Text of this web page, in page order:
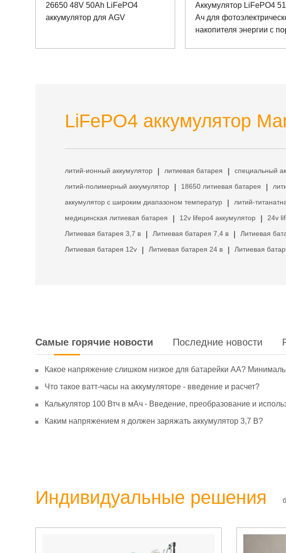
26650 48V 50Ah LiFePO4
аккумулятор для AGV
Аккумулятор LiFePO4
Ач для
накопителя энергии с
LiFePO4 аккумулятор
литий-ионный аккумулятор литиевая батарея специальный
литий-полимерный аккумулятор 18650 литиевая батарея
аккумулятор с широким диапазоном температур литий-
медицинская литиевая батарея 12v lifepo4 аккумулятор 24v
Литиевая батарея 3,7 в Литиевая батарея 7,4 в Литиевая
Литиевая батарея 12v Литиевая батарея 24 в Литиевая
Самые горячие новости Последние новости
Какое напряжение слишком низкое для батарейки АА?
Что такое ватт-часы на аккумуляторе - введение и расчет?
Калькулятор 100 Втч в мАч - Введение, преобразование и
Каким напряжением я должен заряжать аккумулятор 3,7 В?
Индивидуальные решения